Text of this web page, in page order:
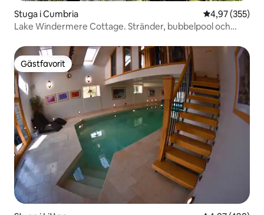
Stuga i Cumbria 4,97 av 5 i
4,97 (355)
Lake Windermere Cottage. Stränder, bubbelpool och
Gästfavorit
Gästfavorit